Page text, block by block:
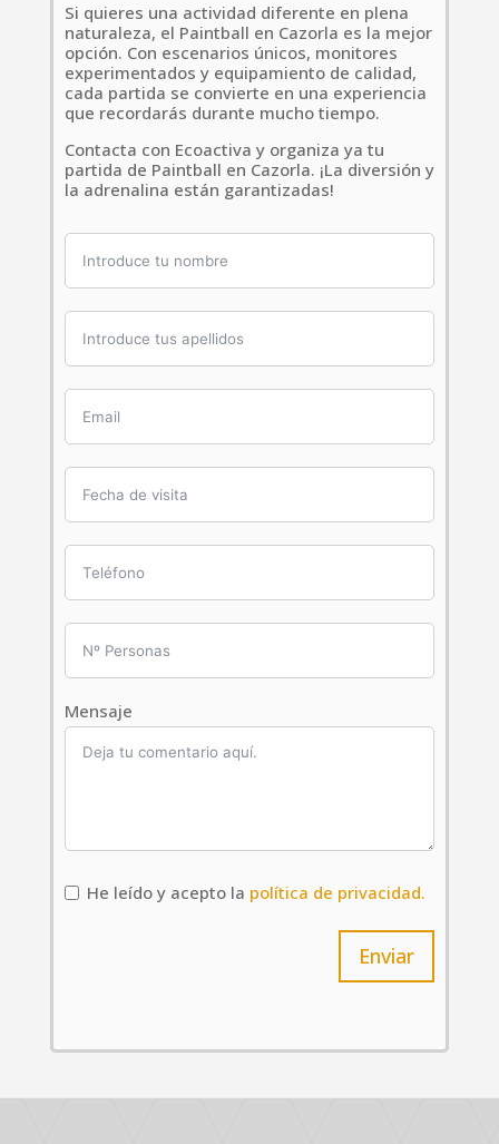
Si quieres una actividad diferente en plena
naturaleza, el Paintball en Cazorla es la mejor
opción. Con escenarios únicos, monitores
experimentados y equipamiento de calidad,
cada partida se convierte en una experiencia
que recordarás durante mucho tiempo.
Contacta con Ecoactiva y organiza ya tu
partida de Paintball en Cazorla. ¡La diversión y
la adrenalina están garantizadas!
Mensaje
He leído y acepto la política de privacidad.
Enviar